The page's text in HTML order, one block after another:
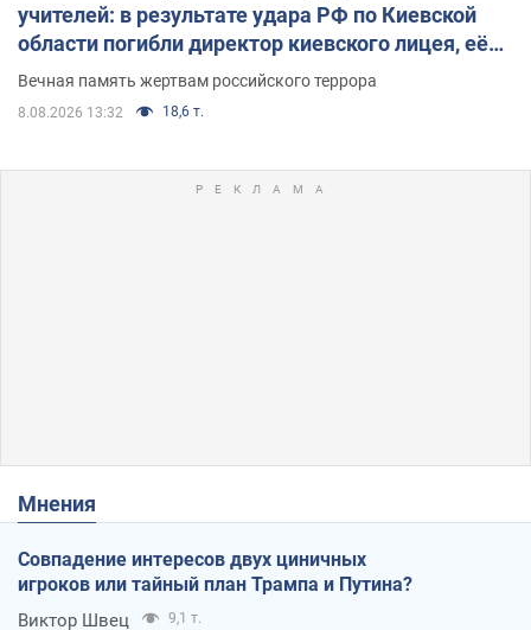
учителей: в результате удара РФ по Киевской
области погибли директор киевского лицея, её
муж и внук
Вечная память жертвам российского террора
8.08.2026 13:32 18,6 т.
Мнения
Совпадение интересов двух циничных
игроков или тайный план Трампа и Путина?
Виктор Швец 9,1 т.